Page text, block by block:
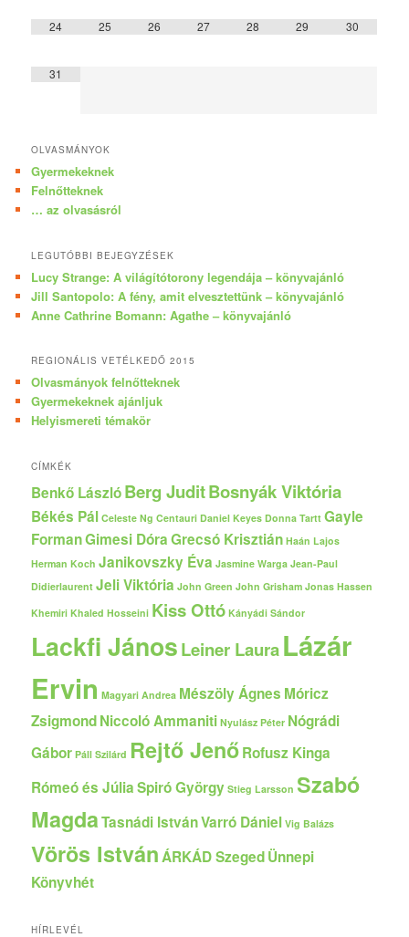
24 25 26 27 28 29 30
31
OLVASMÁNYOK
Gyermekeknek
Felnőtteknek
… az olvasásról
LEGUTÓBBI BEJEGYZÉSEK
Lucy Strange: A világítótorony legendája – könyvajánló
Jill Santopolo: A fény, amit elvesztettünk – könyvajánló
Anne Cathrine Bomann: Agathe – könyvajánló
REGIONÁLIS VETÉLKEDŐ 2015
Olvasmányok felnőtteknek
Gyermekeknek ajánljuk
Helyismereti témakör
CÍMKÉK
Benkő LászlóBerg JuditBosnyák Viktória
Békés Pál Celeste Ng Centauri Daniel Keyes Donna Tartt Gayle
FormanGimesi DóraGrecsó Krisztián Haán Lajos
Herman Koch Janikovszky Éva Jasmine Warga Jean-Paul
Didierlaurent Jeli Viktória John Green John Grisham Jonas Hassen
Khemiri Khaled Hosseini Kiss Ottó Kányádi Sándor
Lackfi JánosLeiner LauraLázár
Ervin Magyari Andrea Mészöly Ágnes Móricz
ZsigmondNiccoló Ammaniti Nyulász Péter Nógrádi
Gábor Páll Szilárd Rejtő JenőRofusz Kinga
Rómeó és JúliaSpiró György Stieg Larsson Szabó
MagdaTasnádi IstvánVarró Dániel Vig Balázs
Vörös IstvánÁRKÁD SzegedÜnnepi
Könyvhét
HÍRLEVÉL